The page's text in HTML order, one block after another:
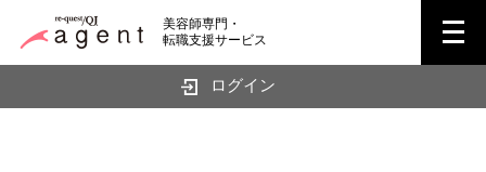
美容師専門・
転職支援サービス
ログイン
開